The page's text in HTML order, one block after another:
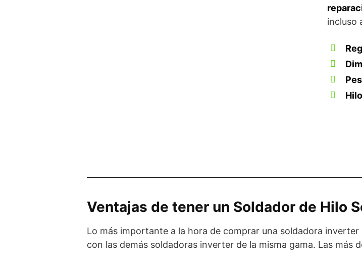
incluso
Ventajas de tener un Soldador de Hilo
Lo más importante a la hora de comprar una soldadora
con las demás soldadoras inverter de la misma gama. Las más